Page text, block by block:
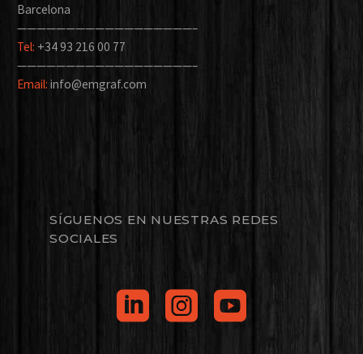
Barcelona
——————————————————–
Tel: +34 93 216 00 77
——————————————————–
Email: info@emgraf.com
SÍGUENOS EN NUESTRAS REDES
SOCIALES